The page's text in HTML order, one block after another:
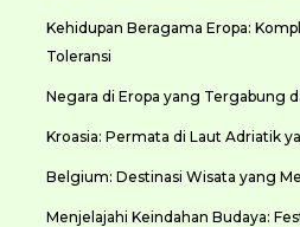
Kehidupan Beragama Eropa:
Toleransi
Negara di Eropa yang Tergabung
Kroasia: Permata di Laut Adriatik
Belgium: Destinasi Wisata yang
Menjelajahi Keindahan Budaya: